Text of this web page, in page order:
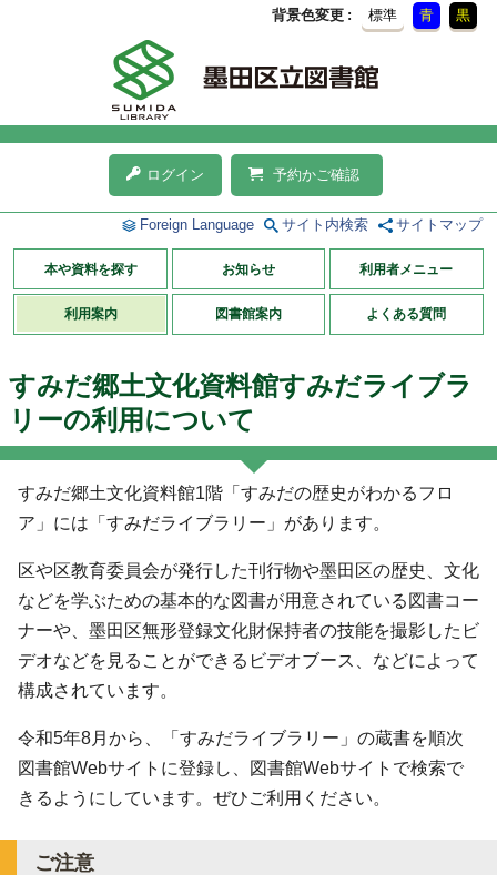
背景色変更 標準 青 黒
ログイン 予約かご確認
Foreign Language サイト内検索 サイトマップ
本や資料を探す お知らせ 利用者メニュー
利用案内 図書館案内 よくある質問
すみだ郷土文化資料館すみだライブラ
リーの利用について
すみだ郷土文化資料館1階「すみだの歴史がわかるフロ
ア」には「すみだライブラリー」があります。
区や区教育委員会が発行した刊行物や墨田区の歴史、文化
などを学ぶための基本的な図書が用意されている図書コー
ナーや、墨田区無形登録文化財保持者の技能を撮影したビ
デオなどを見ることができるビデオブース、などによって
構成されています。
令和5年8月から、「すみだライブラリー」の蔵書を順次
図書館Webサイトに登録し、図書館Webサイトで検索で
きるようにしています。ぜひご利用ください。
ご注意